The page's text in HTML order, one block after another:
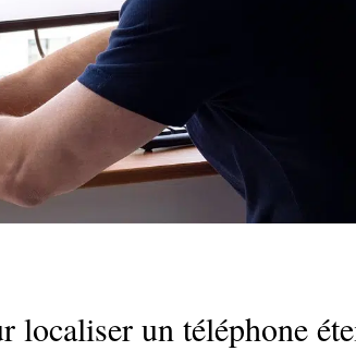
localiser un téléphone